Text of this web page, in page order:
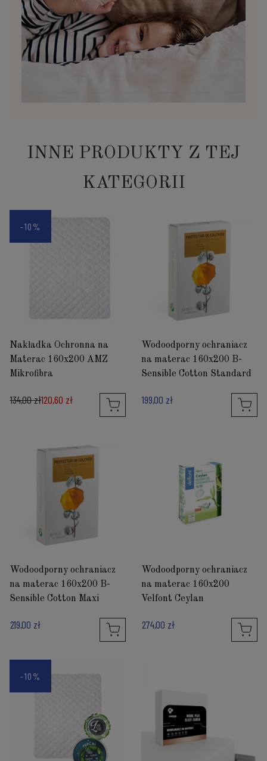
INNE PRODUKTY Z TEJ
KATEGORII
Nakładka Ochronna na
Materac 160x200 AMZ
Mikrofibra
134,00 zł120,60 zł
-10%
Wodoodporny ochraniacz
na materac 160x200 B-
Sensible Cotton Standard
199,00 zł
Wodoodporny ochraniacz
na materac 160x200 B-
Sensible Cotton Maxi
219,00 zł
Wodoodporny ochraniacz
na materac 160x200
Velfont Ceylan
274,00 zł
-10%